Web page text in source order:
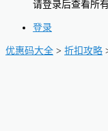
请登录后查看所
登录
优惠码大全 > 折扣攻略